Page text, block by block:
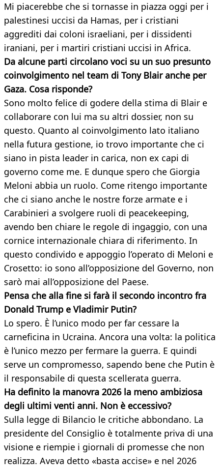
Mi piacerebbe che si tornasse in piazza oggi per i
palestinesi uccisi da Hamas, per i cristiani
aggrediti dai coloni israeliani, per i dissidenti
iraniani, per i martiri cristiani uccisi in Africa.
Da alcune parti circolano voci su un suo presunto
coinvolgimento nel team di Tony Blair anche per
Gaza. Cosa risponde?
Sono molto felice di godere della stima di Blair e
collaborare con lui ma su altri dossier, non su
questo. Quanto al coinvolgimento lato italiano
nella futura gestione, io trovo importante che ci
siano in pista leader in carica, non ex capi di
governo come me. E dunque spero che Giorgia
Meloni abbia un ruolo. Come ritengo importante
che ci siano anche le nostre forze armate e i
Carabinieri a svolgere ruoli di peacekeeping,
avendo ben chiare le regole di ingaggio, con una
cornice internazionale chiara di riferimento. In
questo condivido e appoggio l’operato di Meloni e
Crosetto: io sono all’opposizione del Governo, non
sarò mai all’opposizione del Paese.
Pensa che alla fine si farà il secondo incontro fra
Donald Trump e Vladimir Putin?
Lo spero. È l’unico modo per far cessare la
carneficina in Ucraina. Ancora una volta: la politica
è l’unico mezzo per fermare la guerra. E quindi
serve un compromesso, sapendo bene che Putin è
il responsabile di questa scellerata guerra.
Ha definito la manovra 2026 la meno ambiziosa
degli ultimi venti anni. Non è eccessivo?
Sulla legge di Bilancio le critiche abbondano. La
presidente del Consiglio è totalmente priva di una
visione e riempie i giornali di promesse che non
realizza. Aveva detto «basta accise» e nel 2026